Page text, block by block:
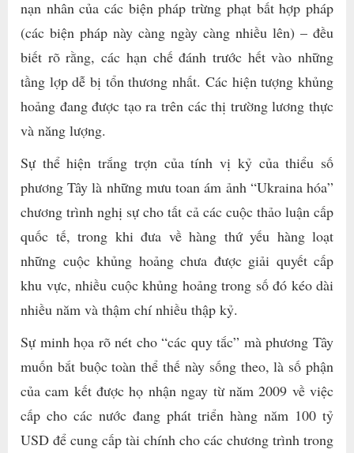
nạn nhân của các biện pháp trừng phạt bất hợp pháp
(các biện pháp này càng ngày càng nhiều lên) – đều
biết rõ rằng, các hạn chế đánh trước hết vào những
tầng lợp dễ bị tổn thương nhất. Các hiện tượng khủng
hoảng đang được tạo ra trên các thị trường lương thực
và năng lượng.
Sự thể hiện trắng trợn của tính vị kỷ của thiểu số
phương Tây là những mưu toan ám ảnh “Ukraina hóa”
chương trình nghị sự cho tất cả các cuộc thảo luận cấp
quốc tế, trong khi đưa về hàng thứ yếu hàng loạt
những cuộc khủng hoảng chưa được giải quyết cấp
khu vực, nhiều cuộc khủng hoảng trong số đó kéo dài
nhiều năm và thậm chí nhiều thập kỷ.
Sự minh họa rõ nét cho “các quy tắc” mà phương Tây
muốn bắt buộc toàn thể thế này sống theo, là số phận
của cam kết được họ nhận ngay từ năm 2009 về việc
cấp cho các nước đang phát triển hàng năm 100 tỷ
USD để cung cấp tài chính cho các chương trình trong